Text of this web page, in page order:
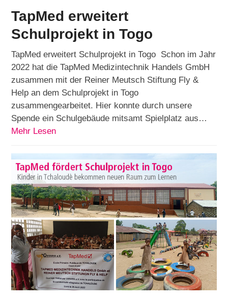
TapMed erweitert
Schulprojekt in Togo
TapMed erweitert Schulprojekt in Togo Schon im Jahr
2022 hat die TapMed Medizintechnik Handels GmbH
zusammen mit der Reiner Meutsch Stiftung Fly &
Help an dem Schulprojekt in Togo
zusammengearbeitet. Hier konnte durch unsere
Spende ein Schulgebäude mitsamt Spielplatz aus…
Mehr Lesen